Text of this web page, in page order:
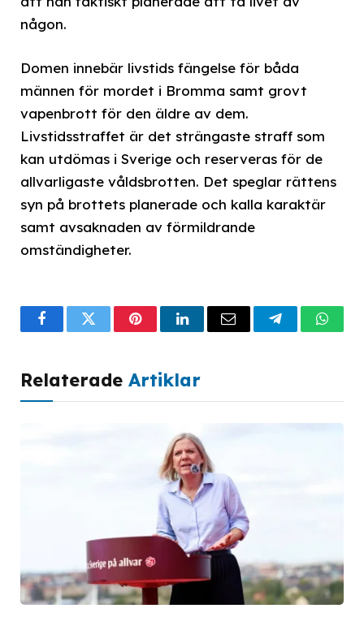
någon.
Domen innebär livstids fängelse för båda
männen för mordet i Bromma samt grovt
vapenbrott för den äldre av dem.
Livstidsstraffet är det strängaste straff som
kan utdömas i Sverige och reserveras för de
allvarligaste våldsbrotten. Det speglar rättens
syn på brottets planerade och kalla karaktär
samt avsaknaden av förmildrande
omständigheter.
FacebookTwitterPinterestLinkedInEmail Telegram
Relaterade Artiklar